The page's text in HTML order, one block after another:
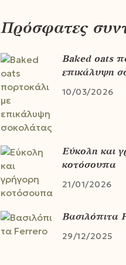
Πρόσφατες
Baked oats
επικάλυψη
10/03/2026
Εύκολη και
κοτόσουπα
21/01/2026
Βασιλόπιτα
29/12/2025